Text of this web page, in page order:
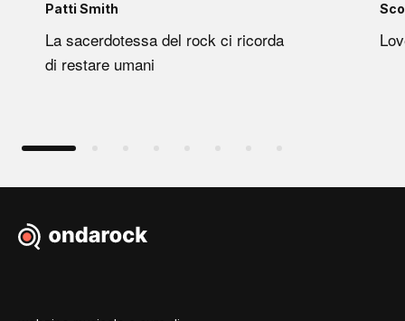
Patti Smith
La sacerdotessa del rock ci ricorda
di restare umani